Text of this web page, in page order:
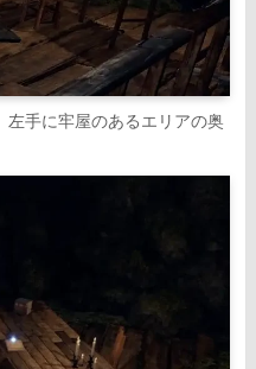
左手に牢屋のあるエリアの奥